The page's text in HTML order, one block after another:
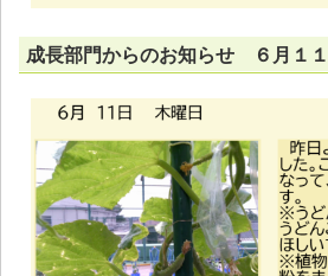
成長部門からのお知らせ ６月１１